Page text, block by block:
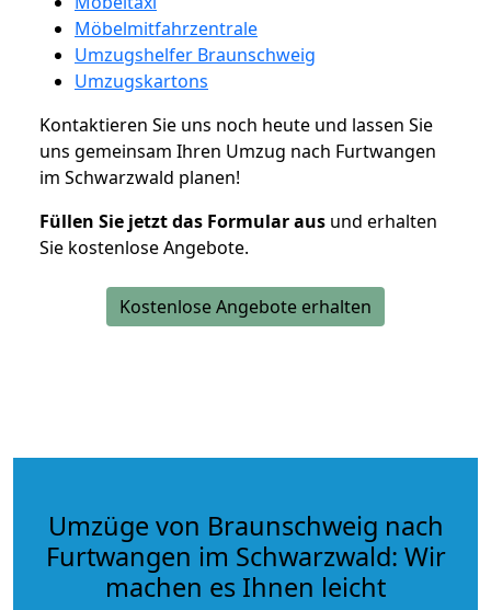
Möbelmitfahrzentrale
Umzugshelfer Braunschweig
Umzugskartons
Kontaktieren Sie uns noch heute und lassen Sie
uns gemeinsam Ihren Umzug nach Furtwangen
im Schwarzwald planen!
Füllen Sie jetzt das Formular aus und erhalten
Sie kostenlose Angebote.
Kostenlose Angebote erhalten
Umzüge von Braunschweig nach
Furtwangen im Schwarzwald: Wir
machen es Ihnen leicht